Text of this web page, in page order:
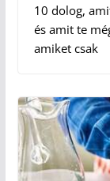
10 dolog,
és amit te
amiket csak